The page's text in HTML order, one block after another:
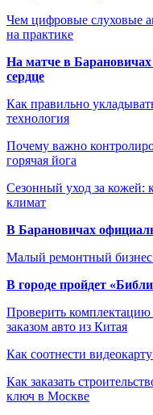
Чем цифровые слуховые
на практике
На матче в
сердце
Как правильно
технология
Почему важно
горячая йога
Сезонный уход за кожей:
климат
В Барановичах
Малый ремонтный
В городе пройдет
Проверить комплектацию
заказом авто из Китая
Как соотнести
Как заказать
ключ в Москве